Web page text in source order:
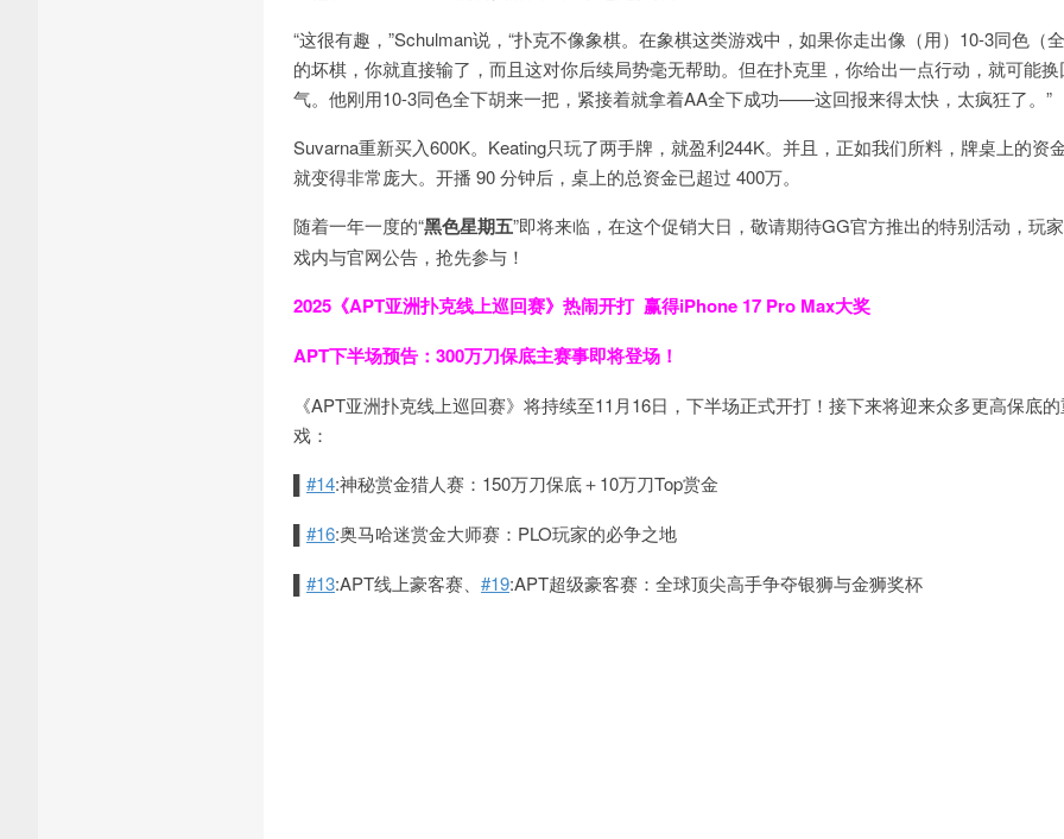
“这很有趣，”Schulman说，“扑克不像象棋。在象棋这类游戏中，如果你走出像（用）10-3同色（
的坏棋，你就直接输了，而且这对你后续局势毫无帮助。但在扑克里，你给出一点行动，就可能
气。他刚用10-3同色全下胡来一把，紧接着就拿着AA全下成功——这回报来得太快，太疯狂了。”
Suvarna重新买入600K。Keating只玩了两手牌，就盈利244K。并且，正如我们所料，牌桌上的资
就变得非常庞大。开播 90 分钟后，桌上的总资金已超过 400万。
随着一年一度的“黑色星期五”即将来临，在这个促销大日，敬请期待GG官方推出的特别活动，玩
戏内与官网公告，抢先参与！
2025《APT亚洲扑克线上巡回赛》热闹开打 赢得iPhone 17 Pro Max大奖
APT下半场预告： 300万刀保底主赛事即将登场！
《APT亚洲扑克线上巡回赛》将持续至11月16日，下半场正式开打！接下来将迎来众多更高保底
戏：
▌ #14:神秘赏金猎人赛：150万刀保底＋10万刀Top赏金
▌ #16:奥马哈迷赏金大师赛：PLO玩家的必争之地
▌ #13:APT线上豪客赛、 #19:APT超级豪客赛：全球顶尖高手争夺银狮与金狮奖杯